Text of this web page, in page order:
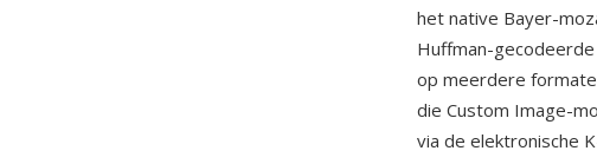
het native Bayer-
Huffman-
op meerdere
die Custom Image-
via de elektronische